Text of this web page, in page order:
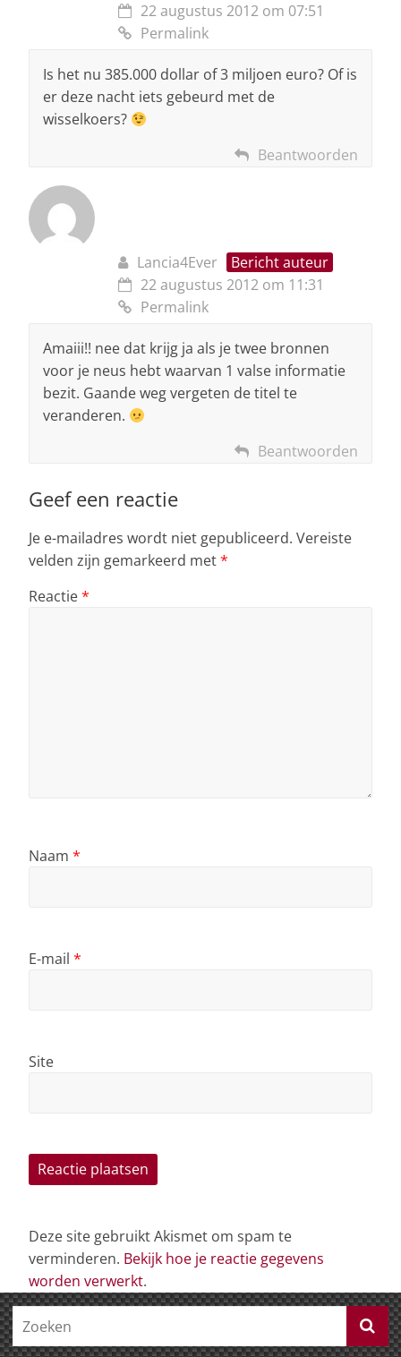
22 augustus 2012 om 07:51
Permalink
Is het nu 385.000 dollar of 3 miljoen euro? Of is
er deze nacht iets gebeurd met de
wisselkoers?
Beantwoorden
Lancia4Ever
Bericht auteur
22 augustus 2012 om 11:31
Permalink
Amaiii!! nee dat krijg ja als je twee bronnen
voor je neus hebt waarvan 1 valse informatie
bezit. Gaande weg vergeten de titel te
veranderen.
Beantwoorden
Geef een reactie
Je e-mailadres wordt niet gepubliceerd. Vereiste
velden zijn gemarkeerd met*
Reactie*
Naam *
E-mail *
Site
Deze site gebruikt Akismet om spam te
verminderen. Bekijk hoe je reactie gegevens
worden verwerkt.